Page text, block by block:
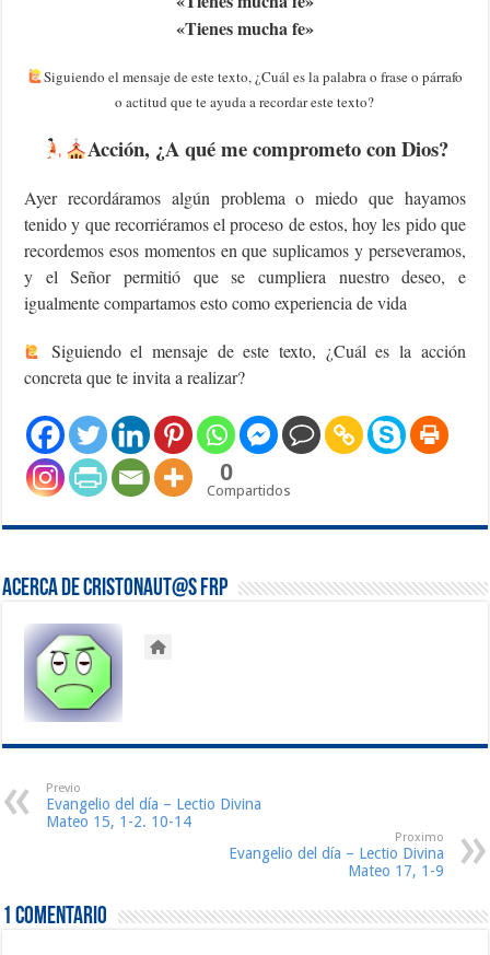
«Tienes mucha fe»
Siguiendo el mensaje de este texto, ¿Cuál es la palabra o frase o párrafo
o actitud que te ayuda a recordar este texto?
Acción, ¿A qué me comprometo con Dios?
Ayer recordáramos algún problema o miedo que hayamos
tenido y que recorriéramos el proceso de estos, hoy les pido que
recordemos esos momentos en que suplicamos y perseveramos,
y el Señor permitió que se cumpliera nuestro deseo, e
igualmente compartamos esto como experiencia de vida
Siguiendo el mensaje de este texto, ¿Cuál es la acción
concreta que te invita a realizar?
0
Compartidos
Acerca de Cristonaut@s FRP
Previo
Evangelio del día – Lectio Divina
Mateo 15, 1-2. 10-14
Proximo
Evangelio del día – Lectio Divina
Mateo 17, 1-9
1 comentario